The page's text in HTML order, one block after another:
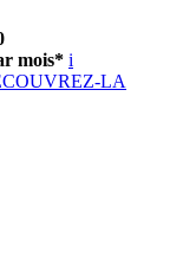
mois* i
LA